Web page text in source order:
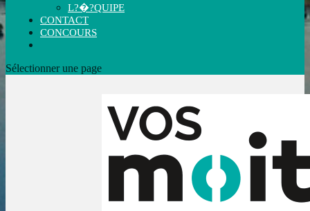
L?�?QUIPE
CONTACT
CONCOURS
Sélectionner une page